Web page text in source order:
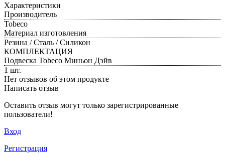
Характеристики
Производитель
Tobeco
Материал изготовления
Резина / Сталь / Силикон
КОМПЛЕКТАЦИЯ
Подвеска Tobeco Миньон Дэйв
1 шт.
Нет отзывов об этом продукте
Написать отзыв
Оставить отзыв могут только зарегистрированные
пользователи!
Вход
Регистрация